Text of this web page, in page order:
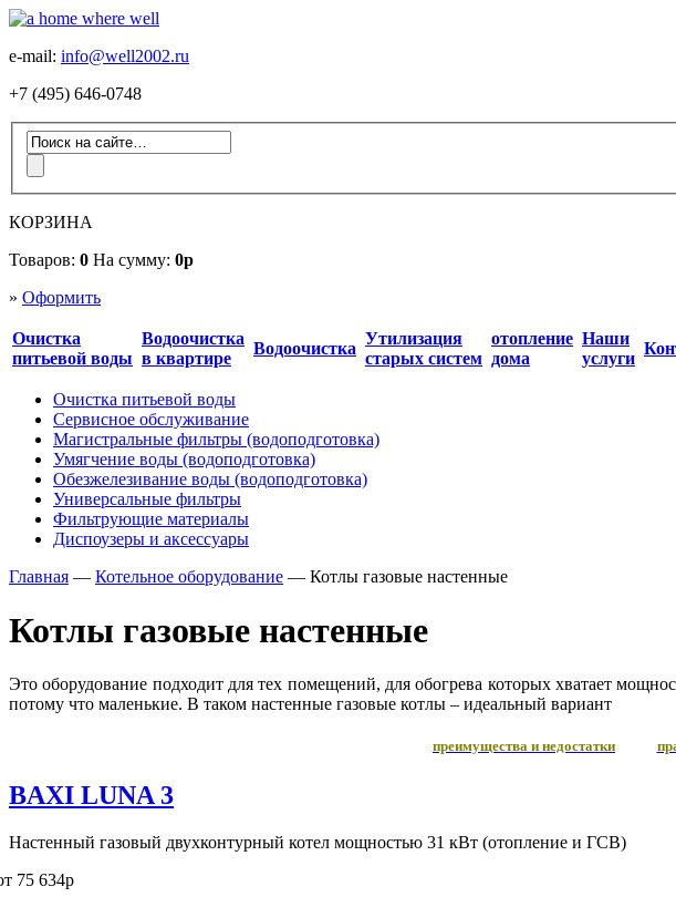
e-mail: info@well2002.ru
+7 (495) 646-0748
КОРЗИНА
Товаров: 0 На сумму: 0р
» Оформить
Очистка
питьевой воды
Водоочистка
в квартире
Водоочистка
Утилизация
старых систем
отопление
дома
Наши
услуги
Очистка питьевой воды
Сервисное обслуживание
Магистральные фильтры (водоподготовка)
Умягчение воды (водоподготовка)
Обезжелезивание воды (водоподготовка)
Универсальные фильтры
Фильтрующие материалы
Диспоузеры и аксессуары
Главная — Котельное оборудование — Котлы газовые настенные
Котлы газовые настенные
Это оборудование подходит для тех помещений, для обогрева которых хватает
потому что маленькие. В таком настенные газовые котлы – идеальный вариант
преимущества и недостатки
BAXI LUNA 3
Настенный газовый двухконтурный котел мощностью 31 кВт (отопление и ГСВ)
75 634р